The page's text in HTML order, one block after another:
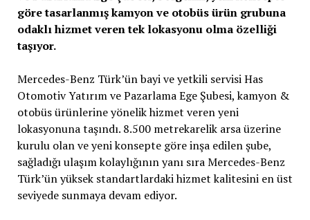
göre tasarlanmış kamyon ve otobüs ürün grubuna
odaklı hizmet veren tek lokasyonu olma özelliği
taşıyor.
Mercedes-Benz Türk’ün bayi ve yetkili servisi Has
Otomotiv Yatırım ve Pazarlama Ege Şubesi, kamyon &
otobüs ürünlerine yönelik hizmet veren yeni
lokasyonuna taşındı. 8.500 metrekarelik arsa üzerine
kurulu olan ve yeni konsepte göre inşa edilen şube,
sağladığı ulaşım kolaylığının yanı sıra Mercedes-Benz
Türk’ün yüksek standartlardaki hizmet kalitesini en üst
seviyede sunmaya devam ediyor.